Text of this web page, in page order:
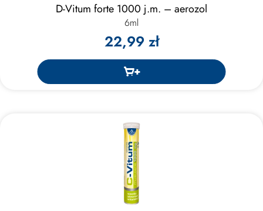
D-Vitum forte 1000 j.m. – aerozol
6ml
22,99 zł